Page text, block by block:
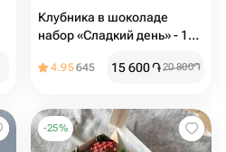
Клубника в шоколаде
набор «Сладкий день» - 12
4.95645 15 600֏20 800֏
-25%